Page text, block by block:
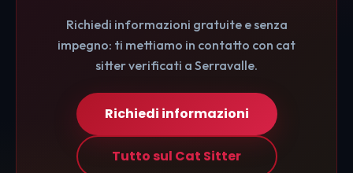
Richiedi informazioni gratuite e senza
impegno: ti mettiamo in contatto con cat
sitter verificati a Serravalle.
Richiedi informazioni
Tutto sul Cat Sitter